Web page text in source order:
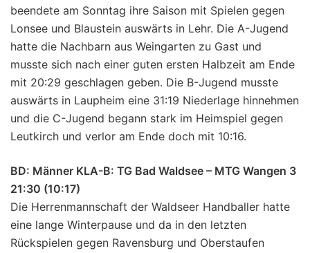
beendete am Sonntag ihre Saison mit Spielen gegen
Lonsee und Blaustein auswärts in Lehr. Die A-Jugend
hatte die Nachbarn aus Weingarten zu Gast und
musste sich nach einer guten ersten Halbzeit am Ende
mit 20:29 geschlagen geben. Die B-Jugend musste
auswärts in Laupheim eine 31:19 Niederlage hinnehmen
und die C-Jugend begann stark im Heimspiel gegen
Leutkirch und verlor am Ende doch mit 10:16.
BD: Männer KLA-B: TG Bad Waldsee – MTG Wangen 3
21:30 (10:17)
Die Herrenmannschaft der Waldseer Handballer hatte
eine lange Winterpause und da in den letzten
Rückspielen gegen Ravensburg und Oberstaufen